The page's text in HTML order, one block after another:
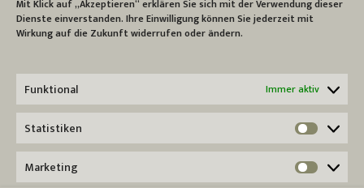
Mit Klick auf „Akzeptieren“ erklären Sie sich mit der Verwendung dieser
Dienste einverstanden. Ihre Einwilligung können Sie jederzeit mit
Wirkung auf die Zukunft widerrufen oder ändern.
Funktional Immer aktiv
Statistiken
Marketing
BETTLÄUFER & KUSCHELDECKEN
Flauschige Decken zum Kuscheln und
Wärmen fürs Zimmer, Balkon oder…